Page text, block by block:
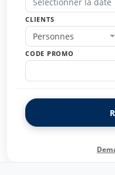
CLIENTS
Personnes
CODE PROMO